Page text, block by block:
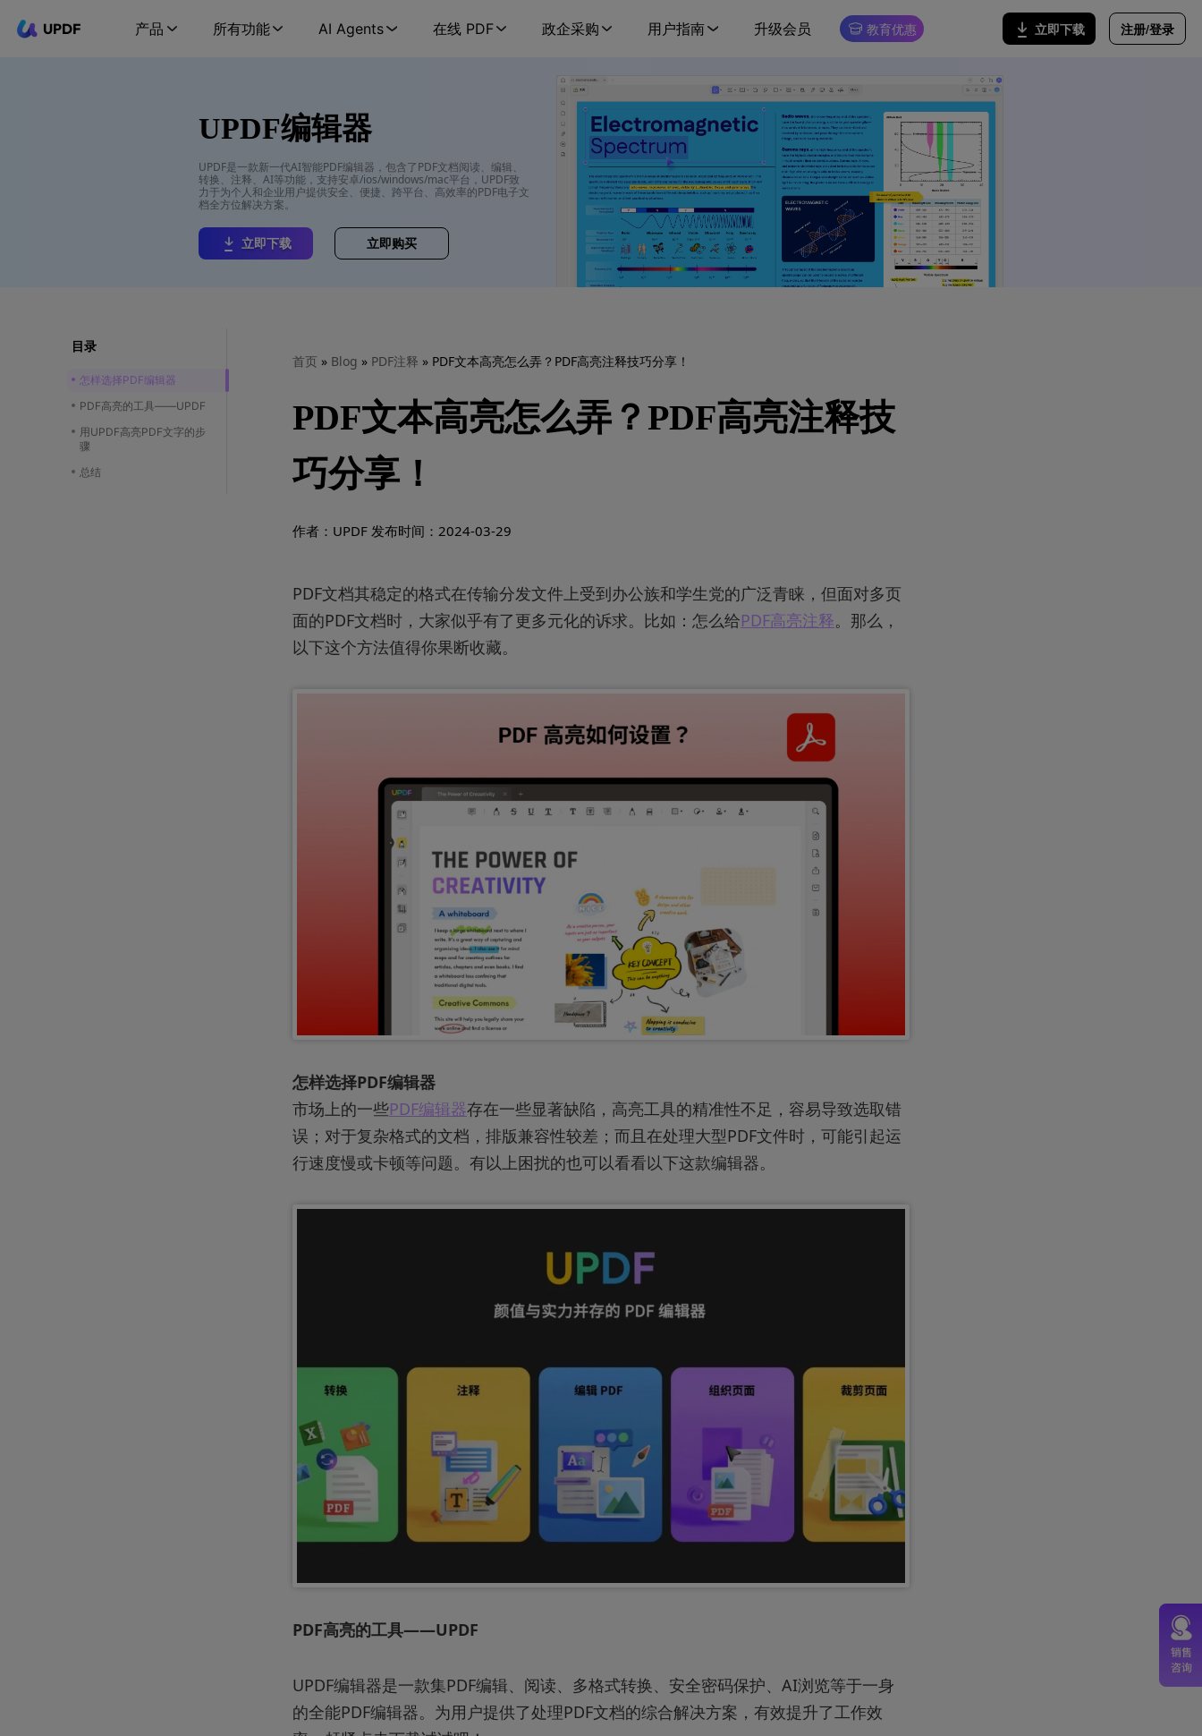
UPDF 产品 所有功能 AI Agents 在线 PDF 政企采购 用户指南 升级会员 教育优惠 立即下载 注册/登录
UPDF编辑器
UPDF是一款新一代AI智能PDF编辑器，包含了PDF文档阅读、编辑、
转换、注释、AI等功能，支持安卓/ios/windows/mac平台，UPDF致
力于为个人和企业用户提供安全、便捷、跨平台、高效率的PDF电子文
档全方位解决方案。
立即下载 立即购买
目录
怎样选择PDF编辑器
PDF高亮的工具——UPDF
用UPDF高亮PDF文字的步
骤
总结
首页 » Blog » PDF注释 » PDF文本高亮怎么弄？PDF高亮注释技巧分享！
PDF文本高亮怎么弄？PDF高亮注释技
巧分享！
作者：UPDF 发布时间：2024-03-29
PDF文档其稳定的格式在传输分发文件上受到办公族和学生党的广泛青睐，但面对多页
面的PDF文档时，大家似乎有了更多元化的诉求。比如：怎么给PDF高亮注释。那么，
以下这个方法值得你果断收藏。
怎样选择PDF编辑器
市场上的一些PDF编辑器存在一些显著缺陷，高亮工具的精准性不足，容易导致选取错
误；对于复杂格式的文档，排版兼容性较差；而且在处理大型PDF文件时，可能引起运
行速度慢或卡顿等问题。有以上困扰的也可以看看以下这款编辑器。
PDF高亮的工具——UPDF
UPDF编辑器是一款集PDF编辑、阅读、多格式转换、安全密码保护、AI浏览等于一身
的全能PDF编辑器。为用户提供了处理PDF文档的综合解决方案，有效提升了工作效